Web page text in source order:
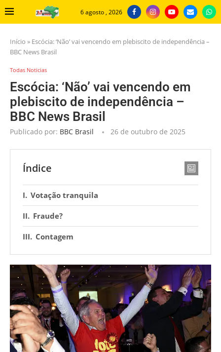
6 agosto , 2026
Início » Escócia: ‘Não’ vai vencendo em plebiscito de independência –
BBC News Brasil
Todas Noticias
Escócia: ‘Não’ vai vencendo em
plebiscito de independência –
BBC News Brasil
Publicado por: BBC Brasil 26 de outubro de 2025
Índice
Votação tranquila
Fraude?
Contagem